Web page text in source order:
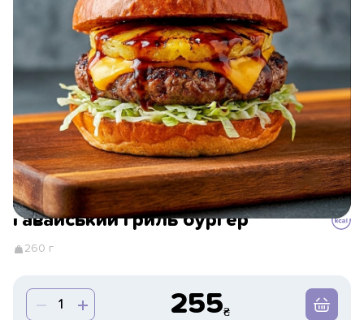
Гавайський гриль бургер
260 г
255